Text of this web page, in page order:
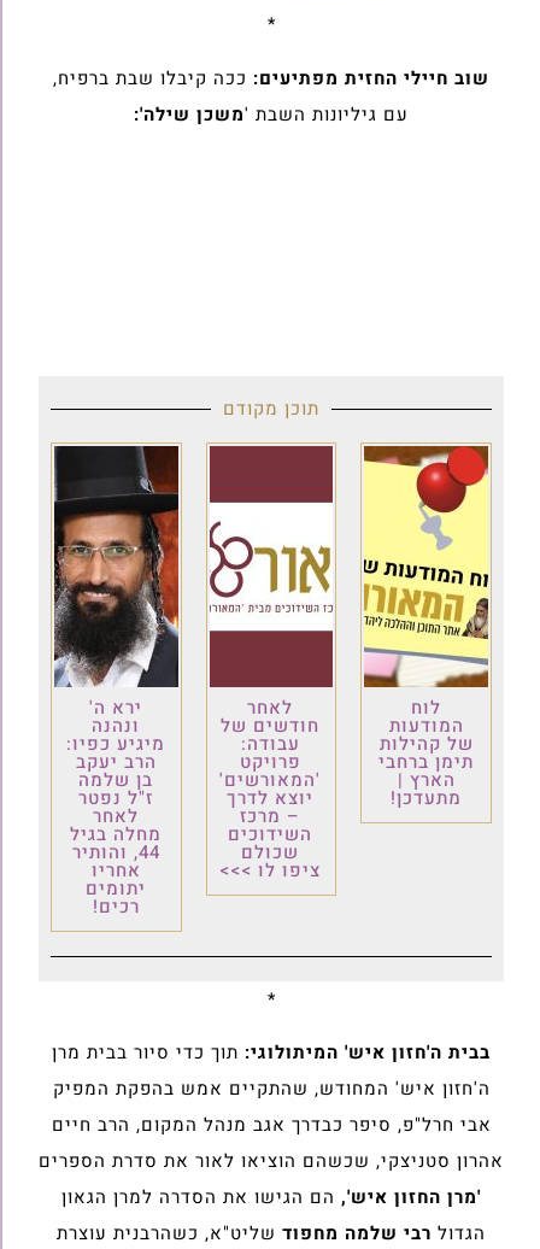
*
שוב חיילי החזית מפתיעים: ככה קיבלו שבת ברפיח,
עם גיליונות השבת 'משכן שילה':
תוכן מקודם
לוח
המודעות
של קהילות
תימן ברחבי
הארץ |
מתעדכן!
לאחר
חודשים של
עבודה:
פרויקט
'המאורשים'
יוצא לדרך
– מרכז
השידוכים
שכולם
ציפו לו >>>
ירא ה'
ונהנה
מיגיע כפיו:
הרב יעקב
בן שלמה
ז"ל נפטר
לאחר
מחלה בגיל
44, והותיר
אחריו
יתומים
רכים!
*
בבית ה'חזון איש' המיתולוגי: תוך כדי סיור בבית מרן
ה'חזון איש' המחודש, שהתקיים אמש בהפקת המפיק
אבי חרל"פ, סיפר כבדרך אגב מנהל המקום, הרב חיים
אהרון סטניצקי, שכשהם הוציאו לאור את סדרת הספרים
'מרן החזון איש', הם הגישו את הסדרה למרן הגאון
הגדול רבי שלמה מחפוד שליט"א, כשהרבנית עוצרת